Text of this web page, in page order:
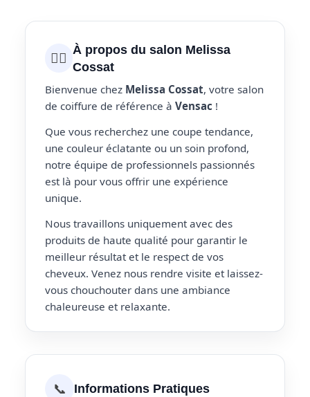
💇‍♀️ À propos du salon Melissa
Cossat
Bienvenue chez Melissa Cossat, votre salon
de coiffure de référence à Vensac !
Que vous recherchez une coupe tendance,
une couleur éclatante ou un soin profond,
notre équipe de professionnels passionnés
est là pour vous offrir une expérience
unique.
Nous travaillons uniquement avec des
produits de haute qualité pour garantir le
meilleur résultat et le respect de vos
cheveux. Venez nous rendre visite et laissez-
vous chouchouter dans une ambiance
chaleureuse et relaxante.
📞 Informations Pratiques